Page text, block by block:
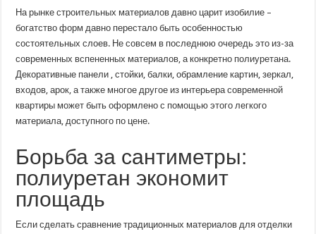
На рынке строительных материалов давно царит изобилие –
богатство форм давно перестало быть особенностью
состоятельных слоев. Не совсем в последнюю очередь это из-за
современных вспененных материалов, а конкретно полиуретана.
Декоративные панели , стойки, балки, обрамление картин, зеркал,
входов, арок, а также многое другое из интерьера современной
квартиры может быть оформлено с помощью этого легкого
материала, доступного по цене.
Борьба за сантиметры:
полиуретан экономит
площадь
Если сделать сравнение традиционных материалов для отделки